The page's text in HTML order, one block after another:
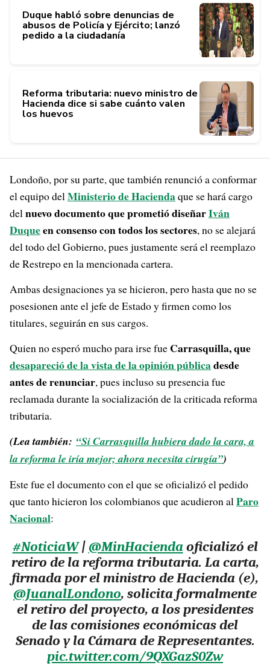
Duque habló sobre denuncias de
abusos de Policía y Ejército; lanzó
pedido a la ciudadanía
Reforma tributaria: nuevo ministro de
Hacienda dice si sabe cuánto valen
los huevos
Londoño, por su parte, que también renunció a conformar
el equipo delMinisterio de Haciendaque se hará cargo
delnuevo documento que prometió diseñarIván
Duqueen consenso con todos los sectores, no se alejará
del todo del Gobierno, pues justamente será el reemplazo
de Restrepo en la mencionada cartera.
Ambas designaciones ya se hicieron, pero hasta que no se
posesionen ante el jefe de Estado y firmen como los
titulares, seguirán en sus cargos.
Quien no esperó mucho para irse fue Carrasquilla, que
desapareció de la vista de la opinión públicadesde
antes de renunciar, pues incluso su presencia fue
reclamada durante la socialización de la criticada reforma
tributaria.
(Lea también: “Si Carrasquilla hubiera dado la cara, a
la reforma le iría mejor; ahora necesita cirugía”)
Este fue el documento con el que se oficializó el pedido
que tanto hicieron los colombianos que acudieron alParo
Nacional:
#NoticiaW|@MinHaciendaoficializó el
retiro de la reforma tributaria. La carta,
firmada por el ministro de Hacienda (e),
@JuanalLondono, solicita formalmente
el retiro del proyecto, a los presidentes
de las comisiones económicas del
Senado y la Cámara de Representantes.
pic.twitter.com/9QXGazS0Zw